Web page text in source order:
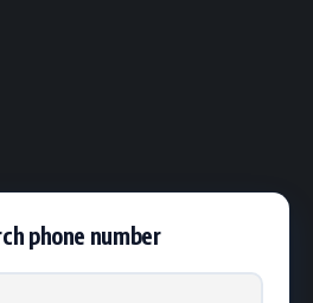
phone number